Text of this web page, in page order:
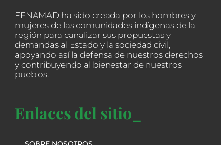
FENAMAD ha sido creada por los hombres y
mujeres de las comunidades indígenas de la
región para canalizar sus propuestas y
demandas al Estado y la sociedad civil,
apoyando así la defensa de nuestros derechos
y contribuyendo al bienestar de nuestros
pueblos.
Enlaces del sitio_